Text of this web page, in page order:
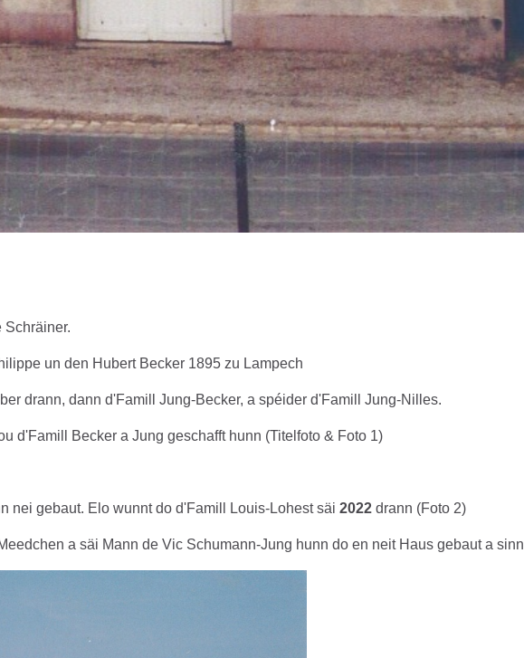
Schräiner.
un den Hubert Becker 1895 zu Lampech
drann, dann d'Famill Jung-Becker, a spéider d'Famill Jung-Nilles.
d'Famill Becker a Jung geschafft hunn (Titelfoto & Foto 1)
nei gebaut. Elo wunnt do d'Famill Louis-Lohest säi 2022 drann (Foto 2)
a säi Mann de Vic Schumann-Jung hunn do en neit Haus gebaut a sinn